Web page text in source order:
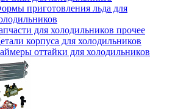
приготовления льда для
для холодильников прочее
корпуса для холодильников
оттайки для холодильников